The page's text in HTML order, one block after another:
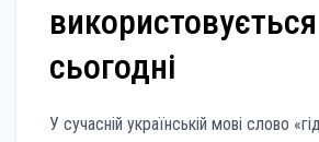
використовується
сьогодні
У сучасній українській мові слово